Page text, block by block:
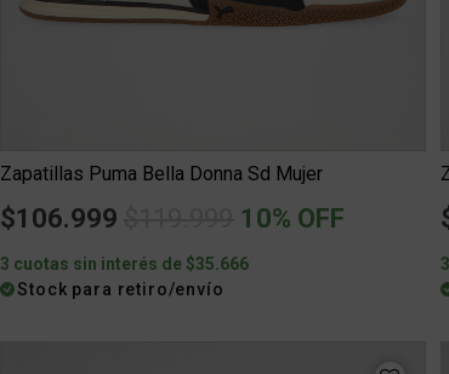
Zapatillas Puma Bella Donna Sd Mujer
$106.999 Price reduced from
to
10% OFF
3 cuotas sin interés de $35.666
Stock para retiro/envío